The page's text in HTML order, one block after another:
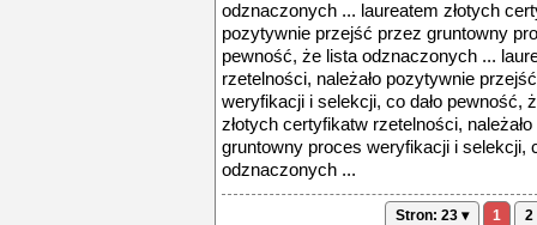
odznaczonych ... laureatem złotych
pozytywnie przejść przez gruntowny
pewność, że lista odznaczonych ...
rzetelności, należało pozytywnie
weryfikacji i selekcji, co dało pewność,
złotych certyfikatw rzetelności,
gruntowny proces weryfikacji i selekcji,
odznaczonych ...
Stron: 23 ▾ 1 2